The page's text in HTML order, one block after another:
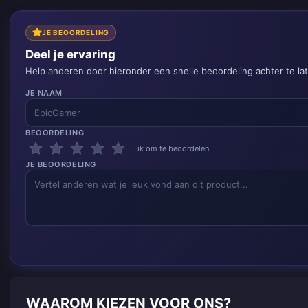
JE BEOORDELING
Deel je ervaring
Help anderen door hieronder een snelle beoordeling achter te
JE NAAM
BEOORDELING
Tik om te beoordelen
JE BEOORDELING
WAAROM KIEZEN VOOR ONS?